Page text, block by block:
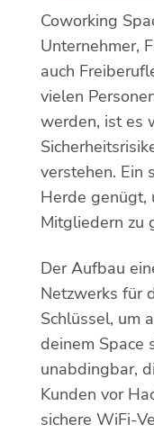
Coworking
Unternehmer,
auch
vielen
werden, ist es
verstehen. Ein
Herde genügt,
Mitgliedern zu
Der Aufbau
Netzwerks für
Schlüssel, um
deinem Space
unabdingbar,
Kunden vor
sichere WiFi-